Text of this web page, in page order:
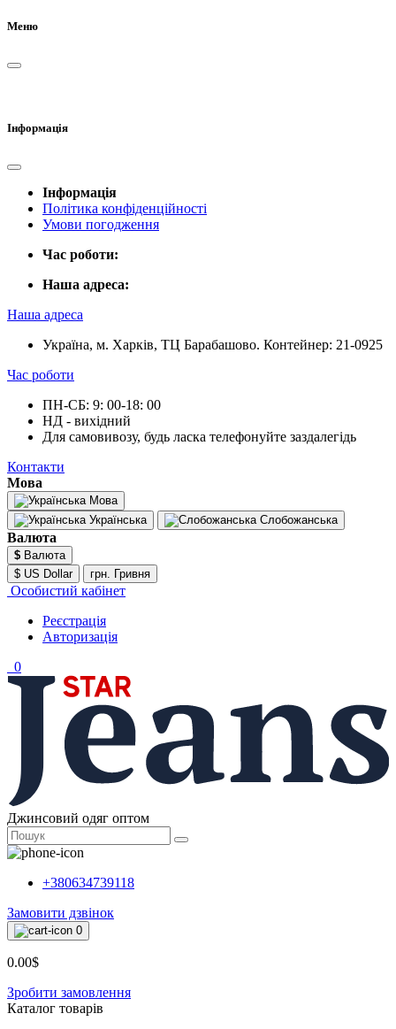
Меню
Інформація
Інформація
Політика конфіденційності
Умови погодження
Час роботи:
Наша адреса:
Наша адреса
Україна, м. Харків, ТЦ Барабашово. Контейнер: 21-0925
Час роботи
ПН-СБ: 9: 00-18: 00
НД - вихідний
Для самовивозу, будь ласка телефонуйте заздалегідь
Контакти
Мова
Мова
Українська
Слобожанська
Валюта
$ Валюта
$ US Dollar
грн. Гривня
Особистий кабінет
Реєстрація
Авторизація
0
Джинсовий одяг оптом
+380634739118
Замовити дзвінок
0
0.00$
Зробити замовлення
Каталог товарiв